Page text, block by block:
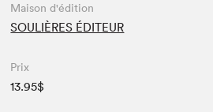
Maison d'édition
SOULIÈRES ÉDITEUR
Prix
13.95$